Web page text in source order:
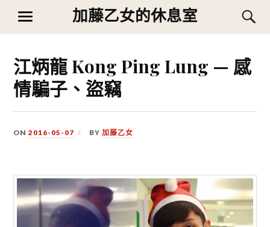
content
加藤乙女的休息室
MENU
江炳龍 Kong Ping Lung — 感
情騙子、盜竊
ON2016-05-07 BY加藤乙女